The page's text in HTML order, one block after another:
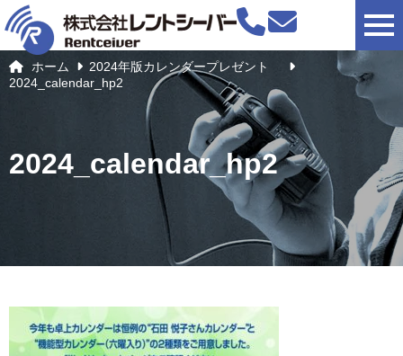
ホーム
2024年版カレンダープレゼント
2024_calendar_hp2
2024_calendar_hp2